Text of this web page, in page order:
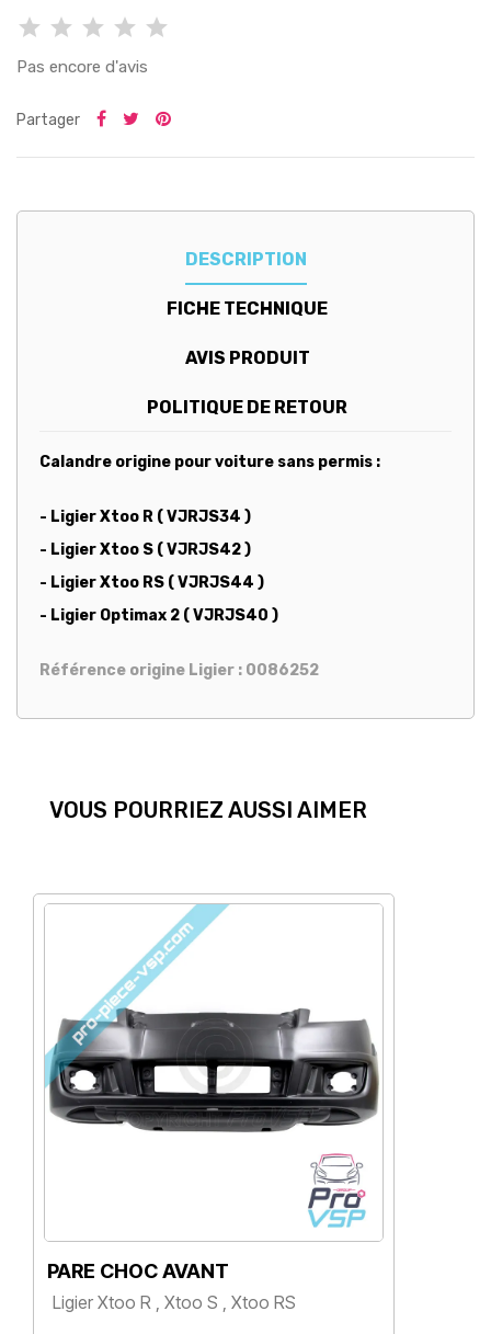
Pas encore d'avis
Partager
DESCRIPTION
FICHE TECHNIQUE
AVIS PRODUIT
POLITIQUE DE RETOUR
Calandre origine pour voiture sans permis :
- Ligier Xtoo R ( VJRJS34 )
- Ligier Xtoo S ( VJRJS42 )
- Ligier Xtoo RS ( VJRJS44 )
- Ligier Optimax 2 ( VJRJS40 )
Référence origine Ligier : 0086252
VOUS POURRIEZ AUSSI AIMER
PARE CHOC AVANT
Ligier Xtoo R , Xtoo S , Xtoo RS